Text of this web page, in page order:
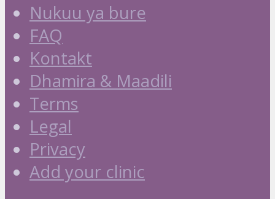
Nukuu ya bure
FAQ
Kontakt
Dhamira & Maadili
Terms
Legal
Privacy
Add your clinic